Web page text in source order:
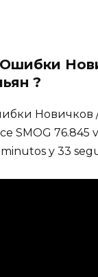
?
Новичков /
SMOG 76.845
minutos y 33